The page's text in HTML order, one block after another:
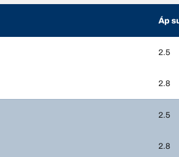
Áp
2.5
2.8
2.5
2.8